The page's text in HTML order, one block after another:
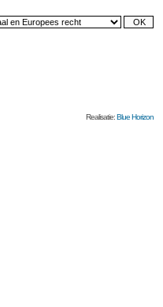
Realisatie:Blue Horizon